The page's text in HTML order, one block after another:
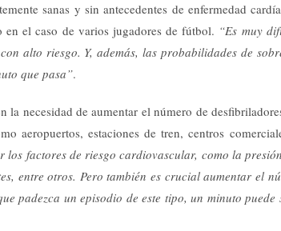
sanas y sin antecedentes de enfermedad
el caso de varios jugadores de fútbol. “Es muy
alto riesgo. Y, además, las probabilidades de
que pasa”.
la necesidad de aumentar el número de
aeropuertos, estaciones de tren, centros
los factores de riesgo cardiovascular, como la
entre otros. Pero también es crucial aumentar el
padezca un episodio de este tipo, un minuto